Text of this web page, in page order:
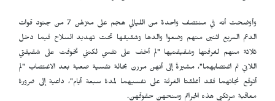
وأوضحت أنه في منتصف واحدة من الليالي هجم على منزلهن 7 من جنود قوات
الدعم السريع اثنين منهم وضعوا والدها وشقيقها تحت تهديد السلاح فيما دخل
ثلاثة منهم لغرفتها وشقيقتيها "لم أخف على نفسي لكنني تخوفت على شقيقتي
اللاتي تم اغتصابهما"، مشيرةً إلى أنهن مررن بحالة نفسية صعبة بعد الاغتصاب "لم
أتوقع نجاتهما فقد أغلقتا الغرفة على نفسيهما لمدة سبعة أيام"، داعية إلى ضرورة
معاقبة مرتكبي هذه الجرائم ومنحهن حقوقهن.